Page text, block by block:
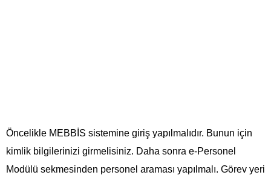
Öncelikle MEBBİS sistemine giriş yapılmalıdır. Bunun için
kimlik bilgilerinizi girmelisiniz. Daha sonra e-Personel
Modülü sekmesinden personel araması yapılmalı. Görev yeri